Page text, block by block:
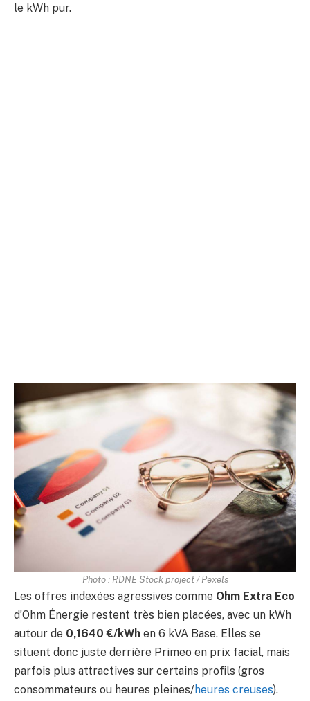
le kWh pur.
Photo : RDNE Stock project / Pexels
Les offres indexées agressives comme Ohm Extra Eco
d’Ohm Énergie restent très bien placées, avec un kWh
autour de 0,1640 €/kWh en 6 kVA Base. Elles se
situent donc juste derrière Primeo en prix facial, mais
parfois plus attractives sur certains profils (gros
consommateurs ou heures pleines/heures creuses).